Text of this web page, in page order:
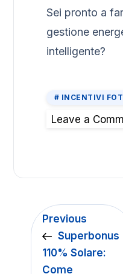
Sei pronto a
gestione
intelligente?
INCENTIVI
Leave a
Previous
Superbonus
110% Solare:
Come